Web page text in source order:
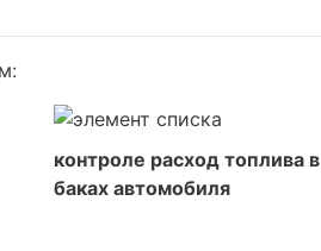
контроле расход топлива в
баках автомобиля